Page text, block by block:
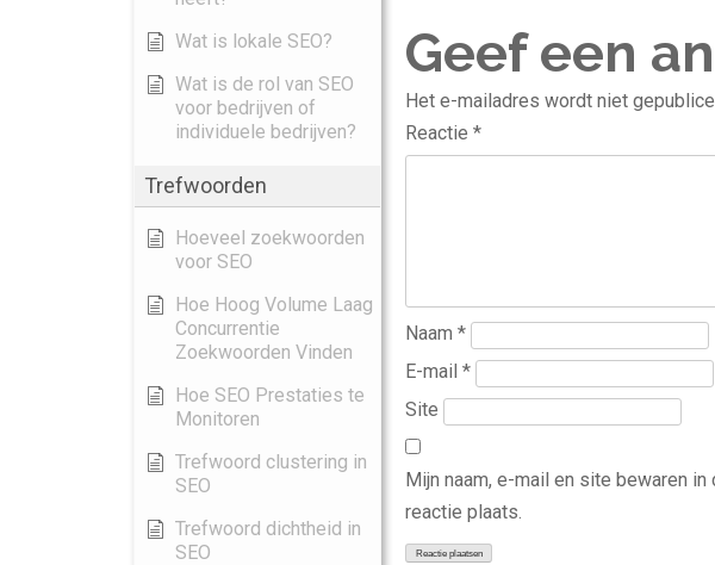
Wat is lokale SEO?
Wat is de rol van SEO
voor bedrijven of
individuele bedrijven?
Trefwoorden
Hoeveel zoekwoorden
voor SEO
Hoe Hoog Volume Laag
Concurrentie
Zoekwoorden Vinden
Hoe SEO Prestaties te
Monitoren
Trefwoord clustering in
SEO
Trefwoord dichtheid in
SEO
Geef een
Het e-mailadres wordt niet
Reactie *
Naam *
E-mail *
Site
Mijn naam, e-mail en site bewaren
reactie plaats.